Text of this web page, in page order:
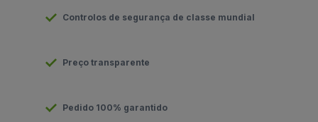
Controlos de segurança de classe mundial
Preço transparente
Pedido 100% garantido